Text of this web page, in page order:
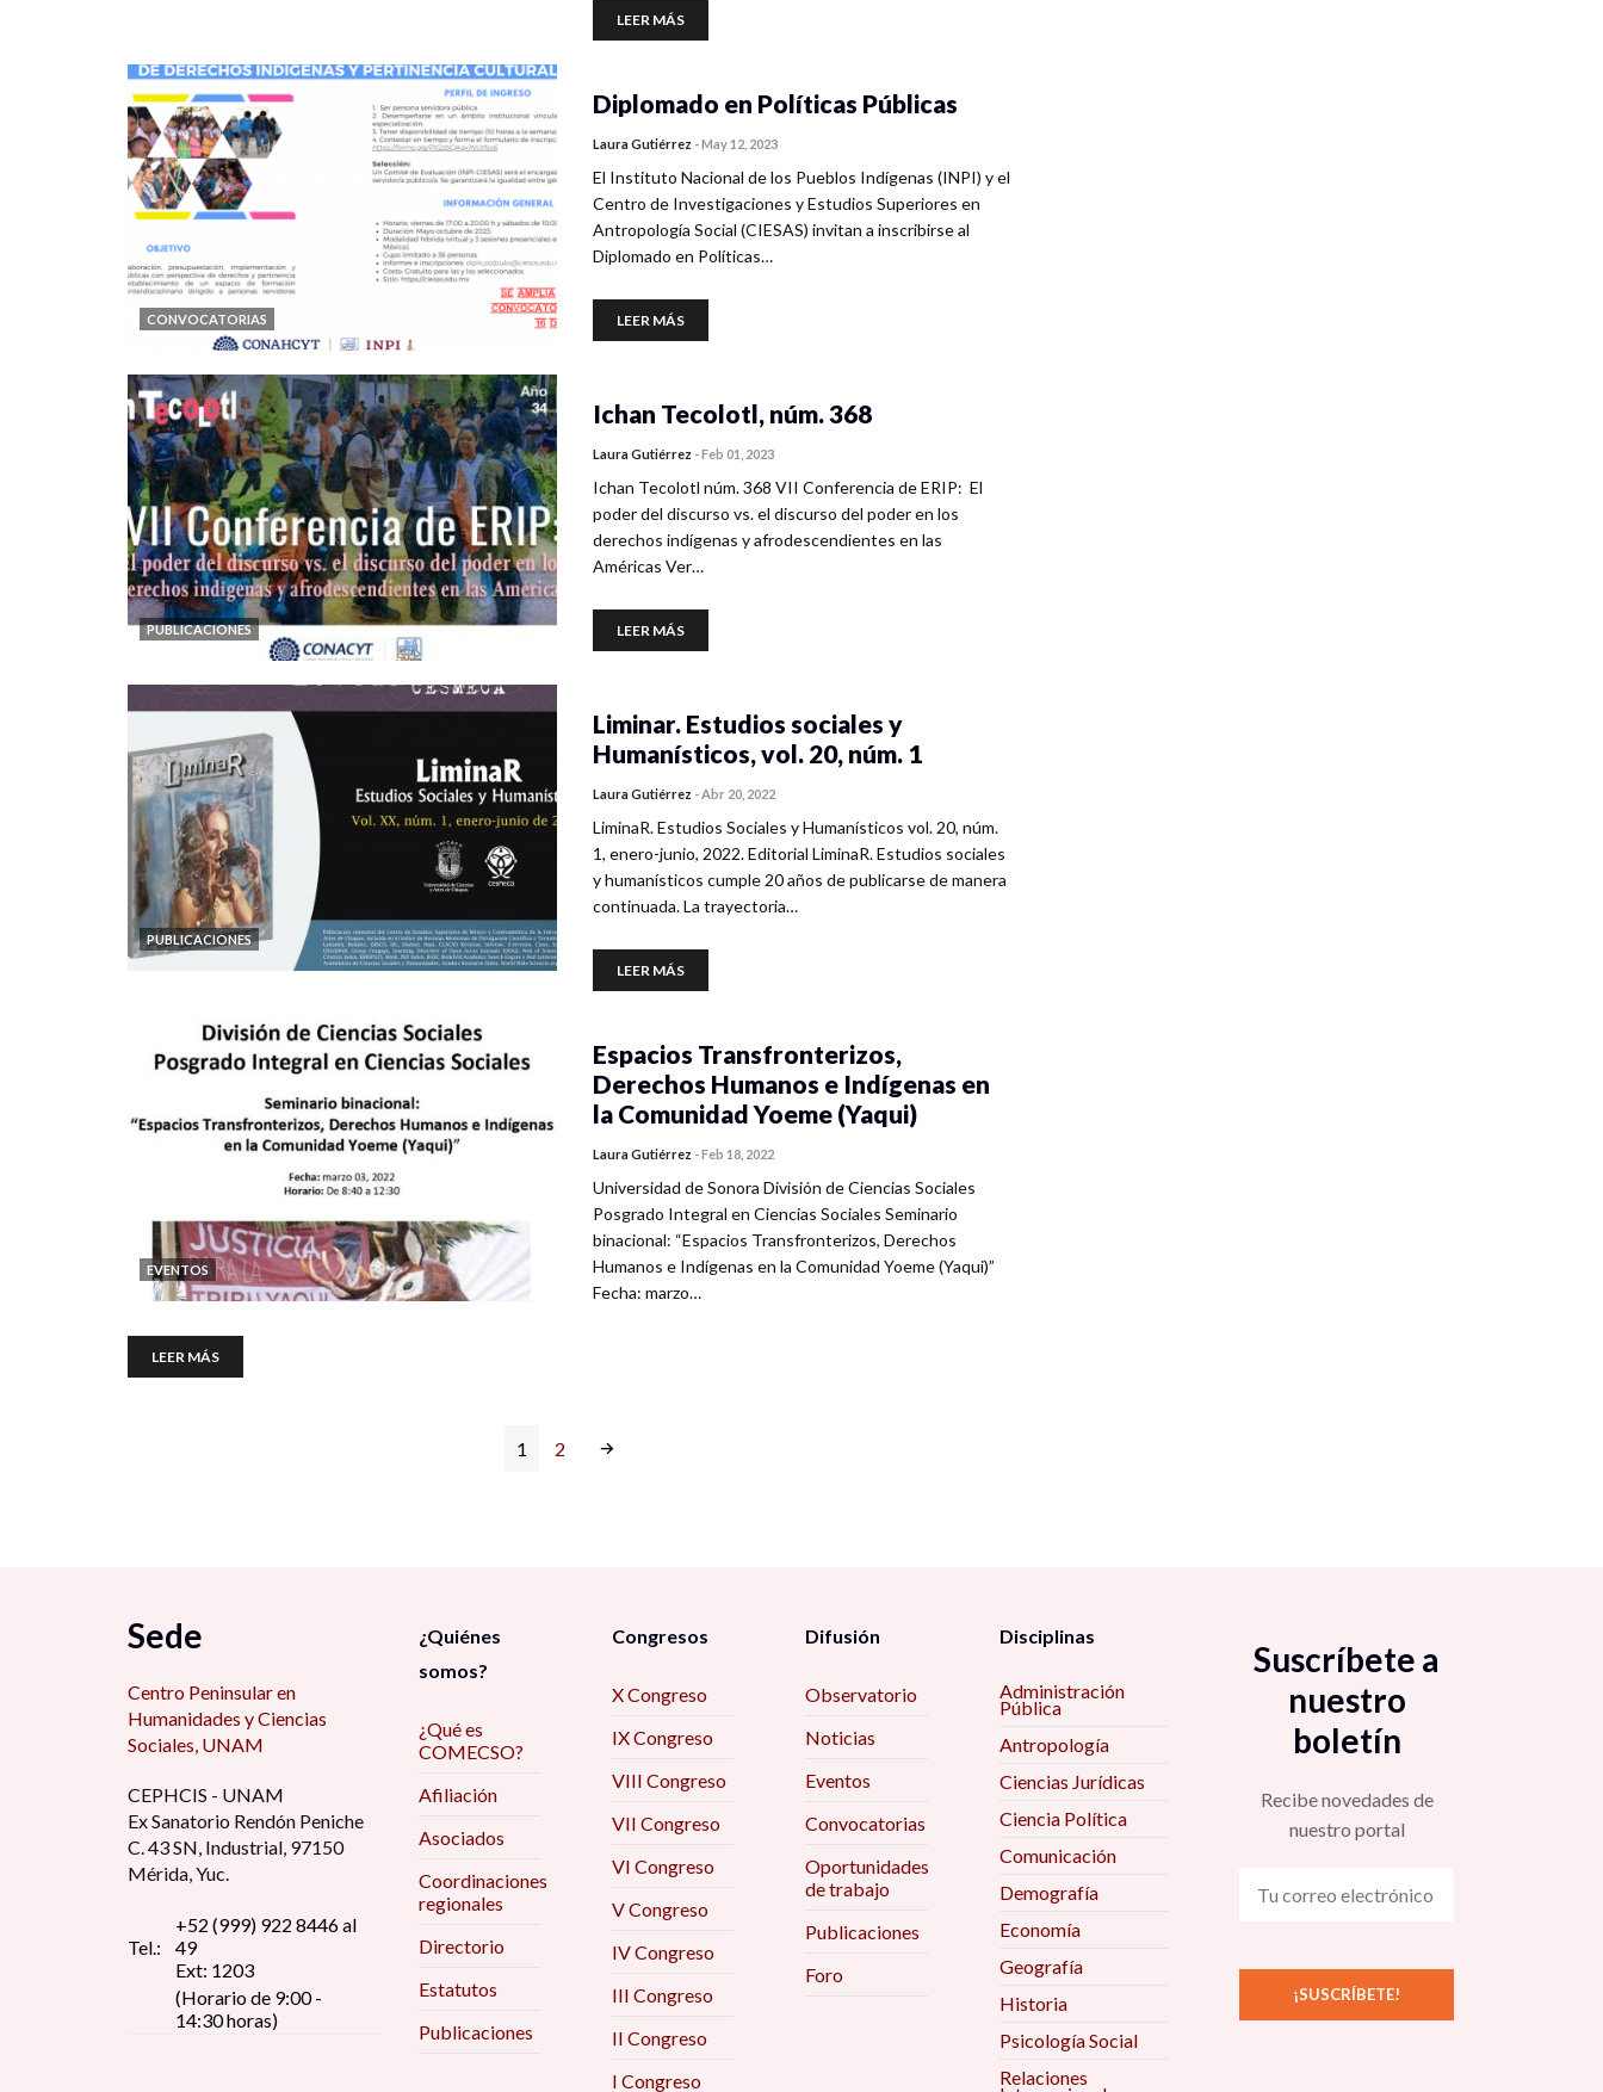
LEER MÁS
CONVOCATORIAS
Diplomado en Políticas Públicas
Laura Gutiérrez -May 12, 2023
El Instituto Nacional de los Pueblos Indígenas (INPI) y el
Centro de Investigaciones y Estudios Superiores en
Antropología Social (CIESAS) invitan a inscribirse al
Diplomado en Políticas…
LEER MÁS
PUBLICACIONES
Ichan Tecolotl, núm. 368
Laura Gutiérrez -Feb 01, 2023
Ichan Tecolotl núm. 368 VII Conferencia de ERIP: El
poder del discurso vs. el discurso del poder en los
derechos indígenas y afrodescendientes en las
Américas Ver…
LEER MÁS
PUBLICACIONES
Liminar. Estudios sociales y
Humanísticos, vol. 20, núm. 1
Laura Gutiérrez -Abr 20, 2022
LiminaR. Estudios Sociales y Humanísticos vol. 20, núm.
1, enero-junio, 2022. Editorial LiminaR. Estudios sociales
y humanísticos cumple 20 años de publicarse de manera
continuada. La trayectoria…
LEER MÁS
EVENTOS
Espacios Transfronterizos,
Derechos Humanos e Indígenas en
la Comunidad Yoeme (Yaqui)
Laura Gutiérrez -Feb 18, 2022
Universidad de Sonora División de Ciencias Sociales
Posgrado Integral en Ciencias Sociales Seminario
binacional: “Espacios Transfronterizos, Derechos
Humanos e Indígenas en la Comunidad Yoeme (Yaqui)”
Fecha: marzo…
LEER MÁS
1 2
Sede
Centro Peninsular en
Humanidades y Ciencias
Sociales, UNAM
CEPHCIS - UNAM
Ex Sanatorio Rendón Peniche
C. 43 SN, Industrial, 97150
Mérida, Yuc.
Tel.:
+52 (999) 922 8446 al
49
Ext: 1203
(Horario de 9:00 -
14:30 horas)
¿Quiénes
somos?
¿Qué es
COMECSO?
Afiliación
Asociados
Coordinaciones
regionales
Directorio
Estatutos
Publicaciones
Congresos
X Congreso
IX Congreso
VIII Congreso
VII Congreso
VI Congreso
V Congreso
IV Congreso
III Congreso
II Congreso
I Congreso
Difusión
Observatorio
Noticias
Eventos
Convocatorias
Oportunidades
de trabajo
Publicaciones
Foro
Disciplinas
Administración
Pública
Antropología
Ciencias Jurídicas
Ciencia Política
Comunicación
Demografía
Economía
Geografía
Historia
Psicología Social
Relaciones
Suscríbete a
nuestro
boletín
Recibe novedades de
nuestro portal